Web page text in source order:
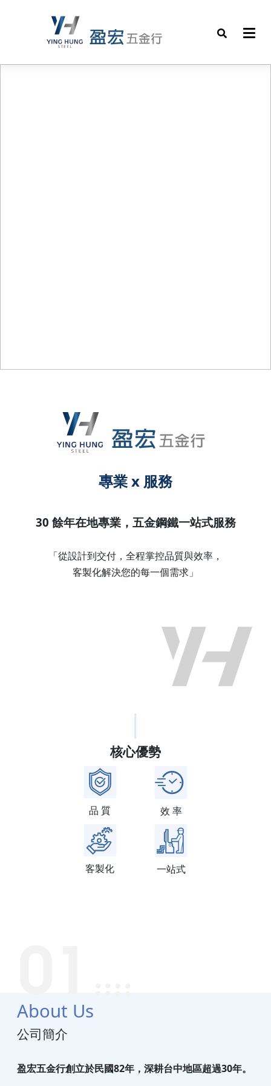
專業 x 服務
30 餘年在地專業，五金鋼鐵一站式服務
「從設計到交付，全程掌控品質與效率，
客製化解決您的每一個需求」
|
核心優勢
品 質 效 率
客製化 一站式
About Us
公司簡介
盈宏五金行創立於民國82年，深耕台中地區超過30年。